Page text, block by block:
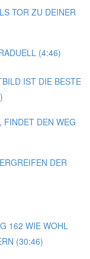
TOR ZU DEINER
(4:46)
IST DIE BESTE
FINDET DEN WEG
DER
162 WIE WOHL
(30:46)